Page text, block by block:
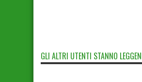
GLI ALTRI UTENTI STANNO